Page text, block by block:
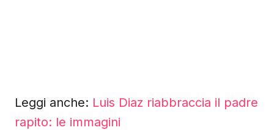
Leggi anche: Luis Diaz riabbraccia il padre
rapito: le immagini